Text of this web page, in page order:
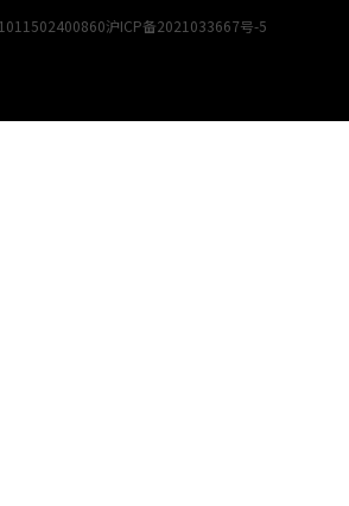
沪ICP备2021033667号-5